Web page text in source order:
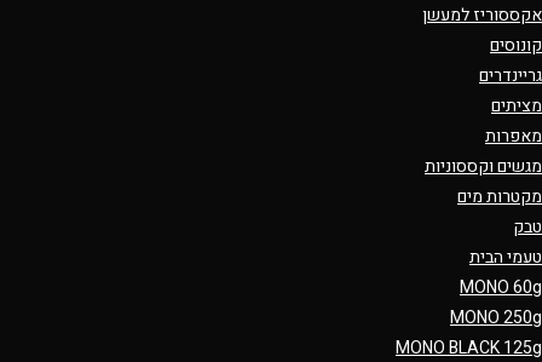
אקססוריז למעשן
קונוסים
גריינדרים
מציתים
מאפרות
מגשים וקססוניות
מקטרות מים
טבק
טעמי הבית
MONO 60g
MONO 250g
MONO BLACK 125g